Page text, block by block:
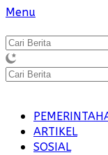
Langsung
konten
Menu
ARTIKEL
SOSIAL